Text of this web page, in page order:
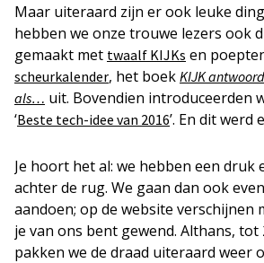
Maar uiteraard zijn er ook leuke
hebben we onze trouwe lezers ook
gemaakt met twaalf KIJKs en
scheurkalender, het boek KIJK
als… uit. Bovendien introduceerden
‘Beste tech-idee van 2016’. En dit werd
Je hoort het al: we hebben een druk
achter de rug. We gaan dan ook
aandoen; op de website verschijnen
je van ons bent gewend. Althans, tot
pakken we de draad uiteraard weer